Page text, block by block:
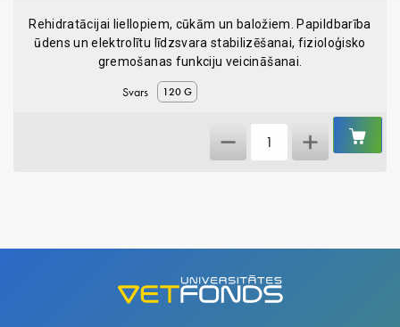
Rehidratācijai liellopiem, cūkām un baložiem. Papildbarība
ūdens un elektrolītu līdzsvara stabilizēšanai, fizioloģisko
gremošanas funkciju veicināšanai.
Svars 120 G